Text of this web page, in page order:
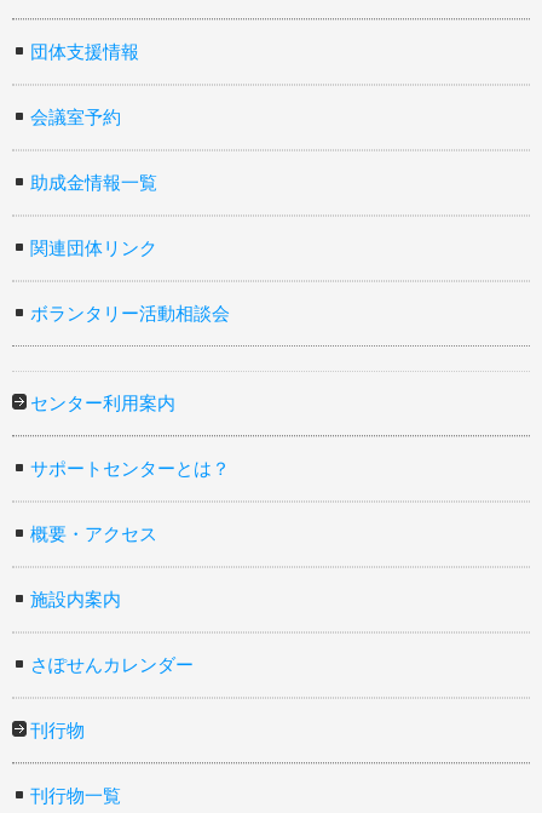
団体支援情報
会議室予約
助成金情報一覧
関連団体リンク
ボランタリー活動相談会
センター利用案内
サポートセンターとは？
概要・アクセス
施設内案内
さぽせんカレンダー
刊行物
刊行物一覧